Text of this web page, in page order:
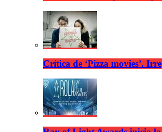
Crítica de ‘Pizza movies’.